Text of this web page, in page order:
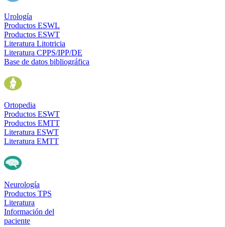
Urología
Productos ESWL
Productos ESWT
Literatura Litotricia
Literatura CPPS/IPP/DE
Base de datos bibliográfica
Ortopedia
Productos ESWT
Productos EMTT
Literatura ESWT
Literatura EMTT
Neurología
Productos TPS
Literatura
Información del
paciente